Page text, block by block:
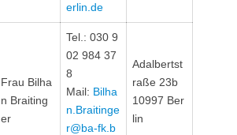
erlin.de
Frau Bilha
n Braiting
er
Tel.: 030 9
02 984 37
8
Mail: Bilha
n.Braitinge
r@ba-fk.b
Adalbertst
raße 23b
10997 Ber
lin